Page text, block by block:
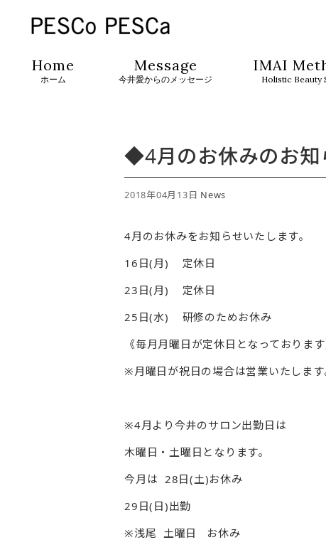
Home
ホーム
Message
今井愛からのメッセージ
IMAI
Holistic Beauty
◆4月のお休みのお
2018年04月13日 News
4月のお休みをお知らせいたします。
16日(月) 定休日
23日(月) 定休日
25日(水) 研修のためお休み
《毎月月曜日が定休日となっております
※月曜日が祝日の場合は営業いたします
※4月より今井のサロン出勤日は
木曜日・土曜日となります。
今月は 28日(土)お休み
29日(日)出勤
※浅尾 土曜日 お休み